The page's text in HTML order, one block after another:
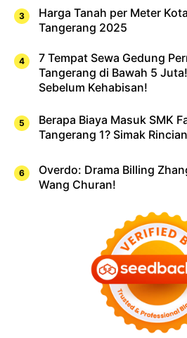
Harga Tanah per Meter Kota
Tangerang 2025
7 Tempat Sewa Gedung
Tangerang di Bawah 5
Sebelum Kehabisan!
Berapa Biaya Masuk SMK
Tangerang 1? Simak
Overdo: Drama Billing
Wang Churan!